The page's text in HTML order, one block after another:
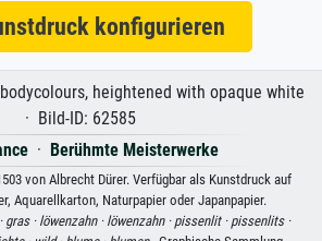
konfigurieren
heightened with opaque white
· Bild-ID: 62585
· Berühmte Meisterwerke
von Albrecht Dürer. Verfügbar als Kunstdruck auf
Aquarellkarton, Naturpapier oder Japanpapier.
gras · löwenzahn · löwenzahn · pissenlit · pissenlits ·